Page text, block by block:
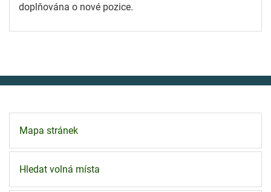
doplňována o nové pozice.
Mapa stránek
Hledat volná místa